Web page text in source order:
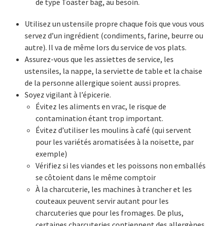
Utilisez un ustensile propre chaque fois que vous vous
servez d’un ingrédient (condiments, farine, beurre ou
autre). Il va de même lors du service de vos plats.
Assurez-vous que les assiettes de service, les
ustensiles, la nappe, la serviette de table et la chaise
de la personne allergique soient aussi propres.
Soyez vigilant à l’épicerie.
Évitez les aliments en vrac, le risque de
contamination étant trop important.
Évitez d’utiliser les moulins à café (qui servent
pour les variétés aromatisées à la noisette, par
exemple)
Vérifiez si les viandes et les poissons non emballés
se côtoient dans le même comptoir
À la charcuterie, les machines à trancher et les
couteaux peuvent servir autant pour les
charcuteries que pour les fromages. De plus,